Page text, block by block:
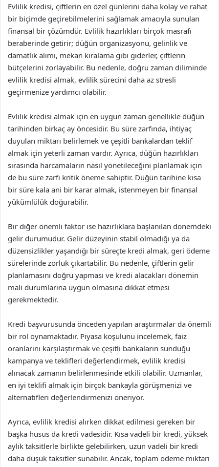
Evlilik kredisi, çiftlerin en özel günlerini daha kolay ve rahat
bir biçimde geçirebilmelerini sağlamak amacıyla sunulan
finansal bir çözümdür. Evlilik hazırlıkları birçok masrafı
beraberinde getirir; düğün organizasyonu, gelinlik ve
damatlık alımı, mekan kiralama gibi giderler, çiftlerin
bütçelerini zorlayabilir. Bu nedenle, doğru zaman diliminde
evlilik kredisi almak, evlilik sürecini daha az stresli
geçirmenize yardımcı olabilir.
Evlilik kredisi almak için en uygun zaman genellikle düğün
tarihinden birkaç ay öncesidir. Bu süre zarfında, ihtiyaç
duyulan miktarı belirlemek ve çeşitli bankalardan teklif
almak için yeterli zaman vardır. Ayrıca, düğün hazırlıkları
sırasında harcamaların nasıl yönetileceğini planlamak için
de bu süre zarfı kritik öneme sahiptir. Düğün tarihine kısa
bir süre kala ani bir karar almak, istenmeyen bir finansal
yükümlülük doğurabilir.
Bir diğer önemli faktör ise hazırlıklara başlanılan dönemdeki
gelir durumudur. Gelir düzeyinin stabil olmadığı ya da
düzensizlikler yaşandığı bir süreçte kredi almak, geri ödeme
sürelerinde zorluk çıkartabilir. Bu nedenle, çiftlerin gelir
planlamasını doğru yapması ve kredi alacakları dönemin
mali durumlarına uygun olmasına dikkat etmesi
gerekmektedir.
Kredi başvurusunda önceden yapılan araştırmalar da önemli
bir rol oynamaktadır. Piyasa koşulunu incelemek, faiz
oranlarını karşılaştırmak ve çeşitli bankaların sunduğu
kampanya ve teklifleri değerlendirmek, evlilik kredisi
alınacak zamanın belirlenmesinde etkili olabilir. Uzmanlar,
en iyi teklifi almak için birçok bankayla görüşmenizi ve
alternatifleri değerlendirmenizi öneriyor.
Ayrıca, evlilik kredisi alırken dikkat edilmesi gereken bir
başka husus da kredi vadesidir. Kısa vadeli bir kredi, yüksek
aylık taksitlerle birlikte gelebilirken, uzun vadeli bir kredi
daha düşük taksitler sunabilir. Ancak, toplam ödeme miktarı